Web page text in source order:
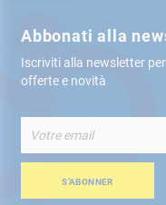
Abbonati alla
Iscriviti alla newsletter
offerte e novità
alla
nostra
Newsletter:S’ABONNER